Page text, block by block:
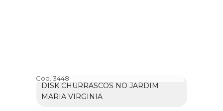
Cod.:3448
DISK CHURRASCOS NO JARDIM
MARIA VIRGINIA